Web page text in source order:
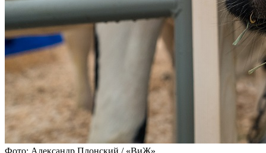
Фото: Александр Плонский / «ВиЖ»